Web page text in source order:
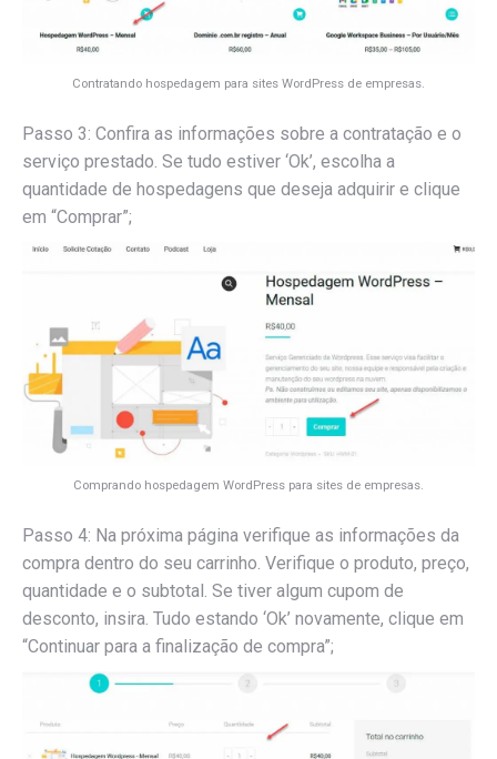
Contratando hospedagem para sites WordPress de empresas.
Passo 3: Confira as informações sobre a contratação e o
serviço prestado. Se tudo estiver ‘Ok’, escolha a
quantidade de hospedagens que deseja adquirir e clique
em “Comprar”;
Comprando hospedagem WordPress para sites de empresas.
Passo 4: Na próxima página verifique as informações da
compra dentro do seu carrinho. Verifique o produto, preço,
quantidade e o subtotal. Se tiver algum cupom de
desconto, insira. Tudo estando ‘Ok’ novamente, clique em
“Continuar para a finalização de compra”;